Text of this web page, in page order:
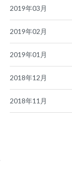
2019年03月
2019年02月
2019年01月
2018年12月
2018年11月